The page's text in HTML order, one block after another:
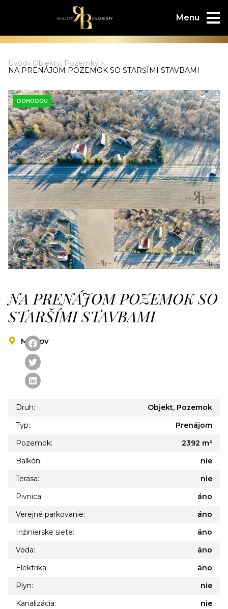
Úvod» Objekty, Pozemky »
NA PRENÁJOM POZEMOK SO STARŠÍMI STAVBAMI
DOHODOU
NA PRENÁJOM POZEMOK SO
STARŠÍMI STAVBAMI
Malcov
Druh:
Objekt, Pozemok
Typ:
Prenájom
Pozemok:
2392 m²
Balkón:
nie
Terasa:
nie
Pivnica:
áno
Verejné parkovanie:
áno
Inžinierske siete:
áno
Voda:
áno
Elektrika:
áno
Plyn:
nie
Kanalizácia:
nie